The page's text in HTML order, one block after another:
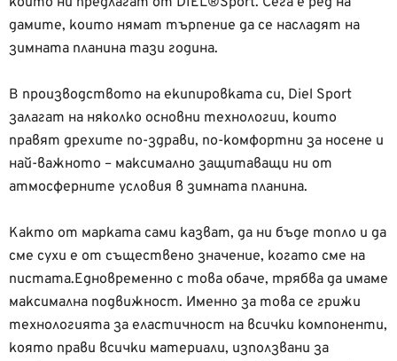
дамите, които нямат търпение да се насладят на
зимната планина тази година.
В производството на екипировката си, Diel Sport
залагат на няколко основни технологии, които
правят дрехите по-здрави, по-комфортни за носене и
най-важното – максимално защитаващи ни от
атмосферните условия в зимната планина.
Както от марката сами казват, да ни бъде топло и да
сме сухи е от съществено значение, когато сме на
пистата.Едновременно с това обаче, трябва да имаме
максимална подвижност. Именно за това се грижи
технологията за еластичност на всички компоненти,
която прави всички материали, използвани за